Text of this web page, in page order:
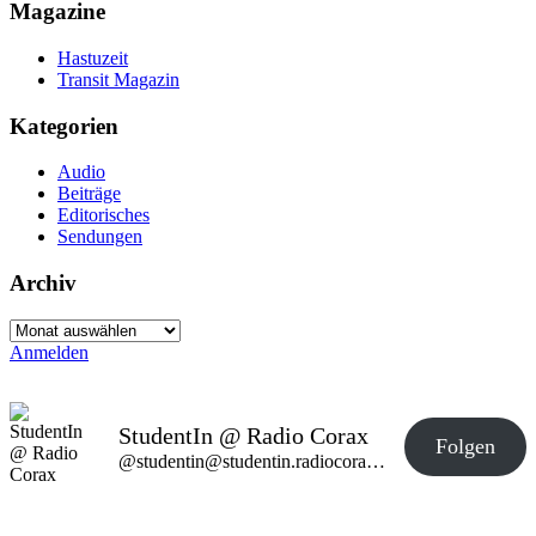
Magazine
Hastuzeit
Transit Magazin
Kategorien
Audio
Beiträge
Editorisches
Sendungen
Archiv
Archiv
Anmelden
StudentIn @ Radio Corax
@studentin@studentin.radiocorax.de
Folgen